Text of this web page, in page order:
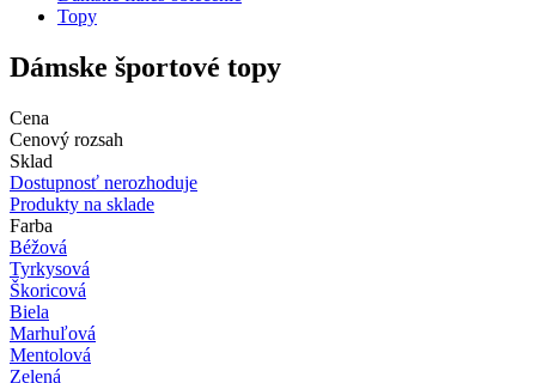
Topy
Dámske športové topy
Cena
Cenový rozsah
Sklad
Dostupnosť nerozhoduje
Produkty na sklade
Farba
Béžová
Tyrkysová
Škoricová
Biela
Marhuľová
Mentolová
Zelená